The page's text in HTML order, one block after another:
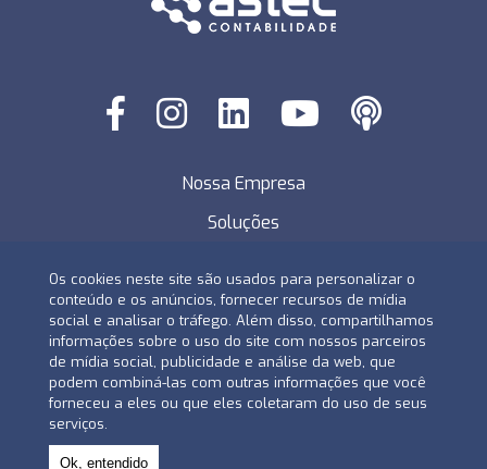
Os cookies neste site são usados ​​para personalizar o
conteúdo e os anúncios, fornecer recursos de mídia
social e analisar o tráfego. Além disso, compartilhamos
informações sobre o uso do site com nossos parceiros
de mídia social, publicidade e análise da web, que
podem combiná-las com outras informações que você
forneceu a eles ou que eles coletaram do uso de seus
serviços.
Ok, entendido
Nossa Empresa
Soluções
Blog
Links Úteis
Contato
Criação de Sites